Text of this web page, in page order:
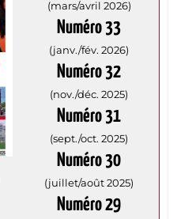
(mars/avril 2026)
Numéro 33
(janv./fév. 2026)
Numéro 32
(nov./déc. 2025)
Numéro 31
(sept./oct. 2025)
Numéro 30
(juillet/août 2025)
Numéro 29